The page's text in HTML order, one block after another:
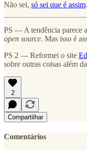
Não sei, só sei que é assim.
PS — A tendência parece
open source. Mas isso é
PS 2 — Reformei o site
sobre outras coisas além
2
Compartilhar
Comentários